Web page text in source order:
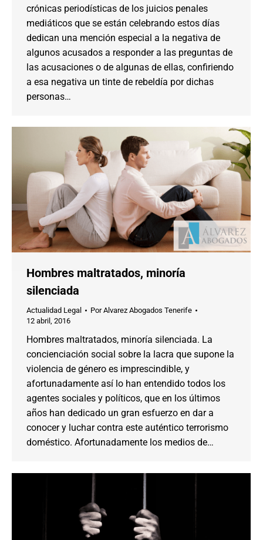
crónicas periodísticas de los juicios penales
mediáticos que se están celebrando estos días
dedican una mención especial a la negativa de
algunos acusados a responder a las preguntas de
las acusaciones o de algunas de ellas, confiriendo
a esa negativa un tinte de rebeldía por dichas
personas…
Hombres maltratados, minoría
silenciada
Actualidad Legal PorAlvarez Abogados Tenerife
12 abril, 2016
Hombres maltratados, minoría silenciada. La
concienciación social sobre la lacra que supone la
violencia de género es imprescindible, y
afortunadamente así lo han entendido todos los
agentes sociales y políticos, que en los últimos
años han dedicado un gran esfuerzo en dar a
conocer y luchar contra este auténtico terrorismo
doméstico. Afortunadamente los medios de…